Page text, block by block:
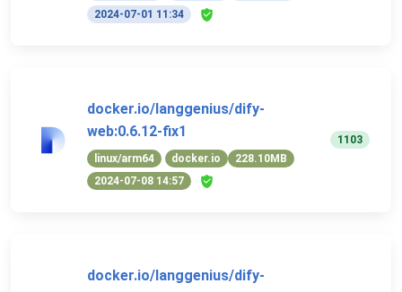
2024-07-01 11:34
docker.io/langgenius/dify-
web:0.6.12-fix1
linux/arm64 docker.io
228.10MB
2024-07-08 14:57
1103
docker.io/langgenius/dify-